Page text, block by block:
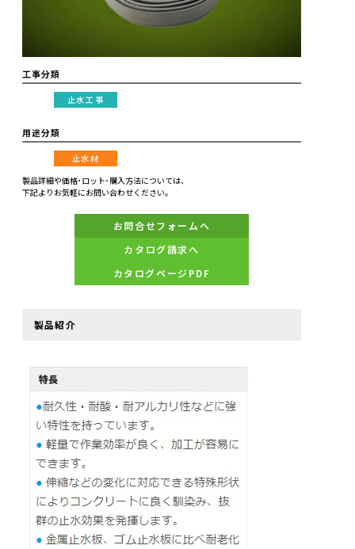
工事分類
止水工事
用途分類
止水材
製品詳細や価格･ロット･購入方法については、
下記よりお気軽にお問い合わせください。
お問合せフォームへ
カタログ請求へ
カタログページPDF
製品紹介